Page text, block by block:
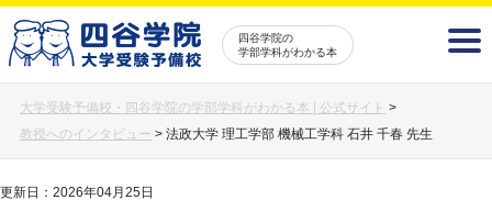
四谷学院の
学部学科がわかる本
大学受験予備校・四谷学院の学部学科がわかる本 | 公式サイト >
教授へのインタビュー > 法政大学 理工学部 機械工学科 石井 千春 先生
更新日：2026年04月25日